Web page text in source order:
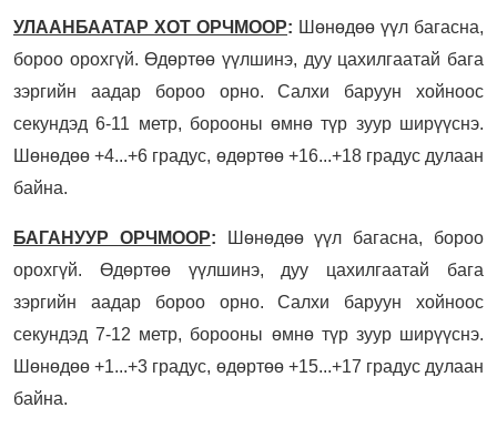
УЛААНБААТАР ХОТ ОРЧМООР: Шөнөдөө үүл багасна,
бороо орохгүй. Өдөртөө үүлшинэ, дуу цахилгаатай бага
зэргийн аадар бороо орно. Салхи баруун хойноос
секундэд 6-11 метр, борооны өмнө түр зуур ширүүснэ.
Шөнөдөө +4...+6 градус, өдөртөө +16...+18 градус дулаан
байна.
БАГАНУУР ОРЧМООР:
Шөнөдөө үүл багасна, бороо
орохгүй. Өдөртөө үүлшинэ, дуу цахилгаатай бага
зэргийн аадар бороо орно. Салхи баруун хойноос
секундэд 7-12 метр, борооны өмнө түр зуур ширүүснэ.
Шөнөдөө +1...+3 градус, өдөртөө +15...+17 градус дулаан
байна.